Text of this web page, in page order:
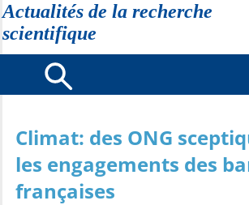
Actualités de la recherche
scientifique
Climat: des ONG
les engagements des
françaises